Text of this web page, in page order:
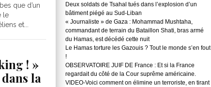
que d’un
le
et...
! »
la
Deux soldats de Tsahal tués dans l’explosion d’un
bâtiment piégé au Sud-Liban
« Journaliste » de Gaza : Mohammad Mushtaha,
commandant de terrain du Bataillon Shati, bras armé
du Hamas, est décédé cette nuit
Le Hamas torture les Gazouis ? Tout le monde s’en fout
!
OBSERVATOIRE JUIF DE France : Et si la France
regardait du côté de la Cour suprême américaine.
VIDEO-Voici comment on élimine un terroriste, en tirant